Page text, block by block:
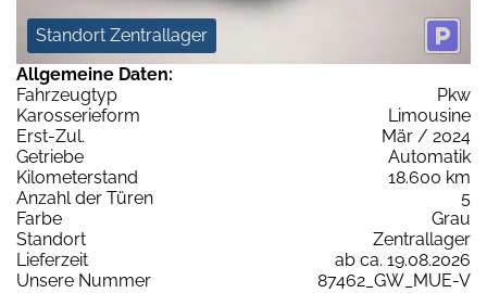
Standort Zentrallager
Allgemeine Daten:
Fahrzeugtyp
Pkw
Karosserieform
Limousine
Erst-Zul.
Mär / 2024
Getriebe
Automatik
Kilometerstand
18.600 km
Anzahl der Türen
5
Farbe
Grau
Standort
Zentrallager
Lieferzeit
ab ca. 19.08.2026
Unsere Nummer
87462_GW_MUE-V